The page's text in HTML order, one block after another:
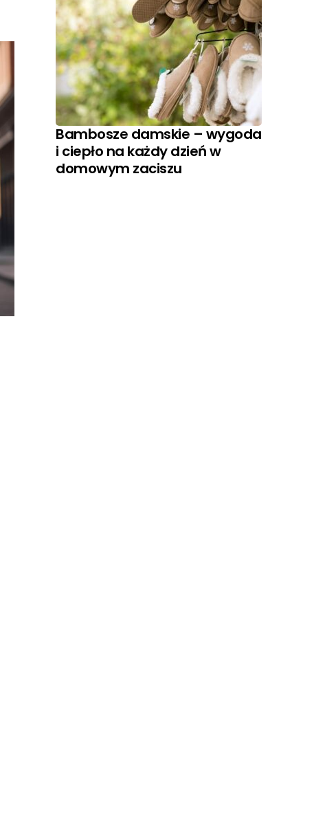
Bambosze damskie – wygoda
i ciepło na każdy dzień w
domowym zaciszu